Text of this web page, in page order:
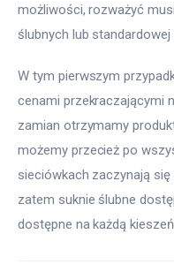
możliwości, rozważyć
ślubnych lub standardowej
W tym pierwszym
cenami przekraczającymi
zamian otrzymamy
możemy przecież po
sieciówkach zaczynają
zatem suknie ślubne
dostępne na każdą